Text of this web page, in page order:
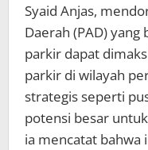
Syaid Anjas,
Daerah (PAD)
parkir dapat
parkir di wilayah
strategis seperti
potensi besar
ia mencatat